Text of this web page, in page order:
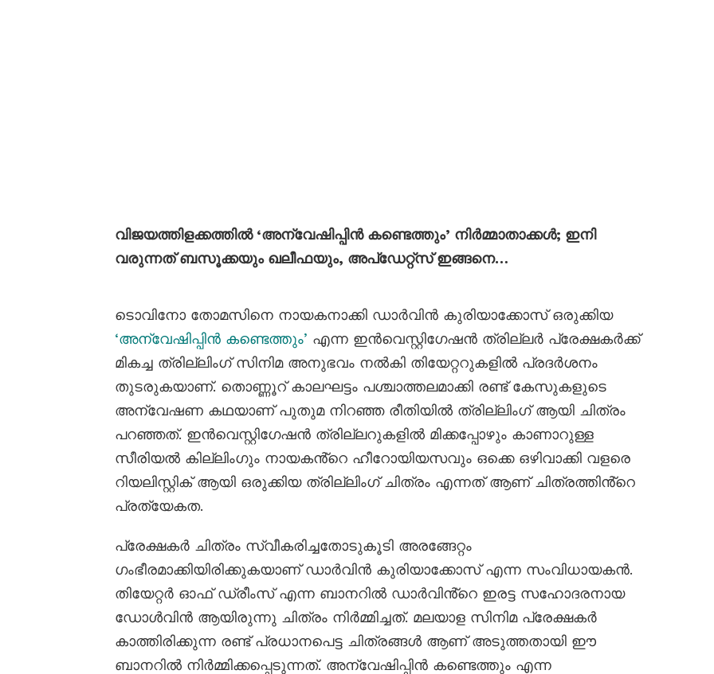
വിജയത്തിളക്കത്തിൽ ‘അന്വേഷിപ്പിൻ കണ്ടെത്തും’ നിർമ്മാതാക്കൾ; ഇനി
വരുന്നത് ബസൂക്കയും ഖലീഫയും, അപ്ഡേറ്റ്സ് ഇങ്ങനെ…
ടൊവിനോ തോമസിനെ നായകനാക്കി ഡാർവിൻ കുരിയാക്കോസ് ഒരുക്കിയ
‘അന്വേഷിപ്പിൻ കണ്ടെത്തും’ എന്ന ഇൻവെസ്റ്റിഗേഷൻ ത്രില്ലർ പ്രേക്ഷകർക്ക്
മികച്ച ത്രില്ലിംഗ് സിനിമ അനുഭവം നൽകി തിയേറ്ററുകളിൽ പ്രദർശനം
തുടരുകയാണ്. തൊണ്ണൂറ് കാലഘട്ടം പശ്ചാത്തലമാക്കി രണ്ട് കേസുകളുടെ
അന്വേഷണ കഥയാണ് പുതുമ നിറഞ്ഞ രീതിയിൽ ത്രില്ലിംഗ് ആയി ചിത്രം
പറഞ്ഞത്. ഇൻവെസ്റ്റിഗേഷൻ ത്രില്ലറുകളിൽ മിക്കപ്പോഴും കാണാറുള്ള
സീരിയൽ കില്ലിംഗും നായകൻ്റെ ഹീറോയിയസവും ഒക്കെ ഒഴിവാക്കി വളരെ
റിയലിസ്റ്റിക് ആയി ഒരുക്കിയ ത്രില്ലിംഗ് ചിത്രം എന്നത് ആണ് ചിത്രത്തിൻ്റെ
പ്രത്യേകത.
പ്രേക്ഷകർ ചിത്രം സ്വീകരിച്ചതോടുകൂടി അരങ്ങേറ്റം
ഗംഭീരമാക്കിയിരിക്കുകയാണ് ഡാർവിൻ കുരിയാക്കോസ് എന്ന സംവിധായകൻ.
തിയേറ്റർ ഓഫ് ഡ്രീംസ് എന്ന ബാനറിൽ ഡാർവിൻ്റെ ഇരട്ട സഹോദരനായ
ഡോൾവിൻ ആയിരുന്നു ചിത്രം നിർമ്മിച്ചത്. മലയാള സിനിമ പ്രേക്ഷകർ
കാത്തിരിക്കുന്ന രണ്ട് പ്രധാനപെട്ട ചിത്രങ്ങൾ ആണ് അടുത്തതായി ഈ
ബാനറിൽ നിർമ്മിക്കപ്പെടുന്നത്. അന്വേഷിപ്പിൻ കണ്ടെത്തും എന്ന